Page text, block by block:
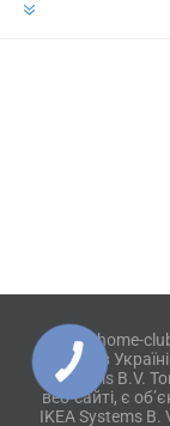
Сайт home-
IKEA в
Systems B.V.
веб-сайті, є
IKEA Systems B.